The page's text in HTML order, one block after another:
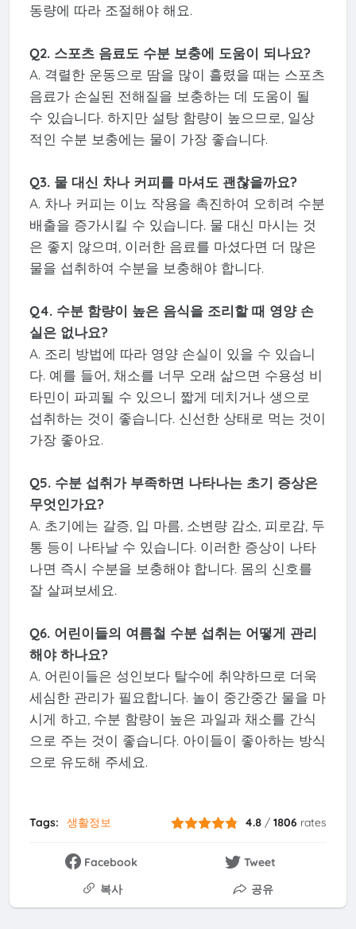
동량에 따라 조절해야 해요.
Q2. 스포츠 음료도 수분 보충에 도움이 되나요?
A. 격렬한 운동으로 땀을 많이 흘렸을 때는 스포츠
음료가 손실된 전해질을 보충하는 데 도움이 될
수 있습니다. 하지만 설탕 함량이 높으므로, 일상
적인 수분 보충에는 물이 가장 좋습니다.
Q3. 물 대신 차나 커피를 마셔도 괜찮을까요?
A. 차나 커피는 이뇨 작용을 촉진하여 오히려 수분
배출을 증가시킬 수 있습니다. 물 대신 마시는 것
은 좋지 않으며, 이러한 음료를 마셨다면 더 많은
물을 섭취하여 수분을 보충해야 합니다.
Q4. 수분 함량이 높은 음식을 조리할 때 영양 손
실은 없나요?
A. 조리 방법에 따라 영양 손실이 있을 수 있습니
다. 예를 들어, 채소를 너무 오래 삶으면 수용성 비
타민이 파괴될 수 있으니 짧게 데치거나 생으로
섭취하는 것이 좋습니다. 신선한 상태로 먹는 것이
가장 좋아요.
Q5. 수분 섭취가 부족하면 나타나는 초기 증상은
무엇인가요?
A. 초기에는 갈증, 입 마름, 소변량 감소, 피로감, 두
통 등이 나타날 수 있습니다. 이러한 증상이 나타
나면 즉시 수분을 보충해야 합니다. 몸의 신호를
잘 살펴보세요.
Q6. 어린이들의 여름철 수분 섭취는 어떻게 관리
해야 하나요?
A. 어린이들은 성인보다 탈수에 취약하므로 더욱
세심한 관리가 필요합니다. 놀이 중간중간 물을 마
시게 하고, 수분 함량이 높은 과일과 채소를 간식
으로 주는 것이 좋습니다. 아이들이 좋아하는 방식
으로 유도해 주세요.
Tags: 생활정보 4.8 /1806 rates
Facebook
Tweet
복사
공유